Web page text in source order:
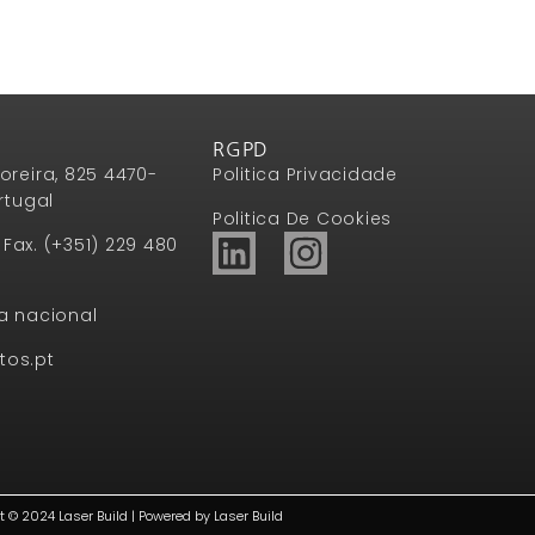
825 4470-
(+351) 229 480
nacional
RGPD
Politica Privacidade
Politica De Cookies
© 2024 Laser Build | Powered by Laser Build